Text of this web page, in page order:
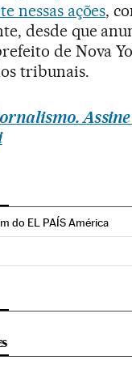
nessas ações,
desde que
de Nova
tribunais.
Assine
do EL PAÍS América
Brasil en Twitter
El País Brasil en
El País Brasil en